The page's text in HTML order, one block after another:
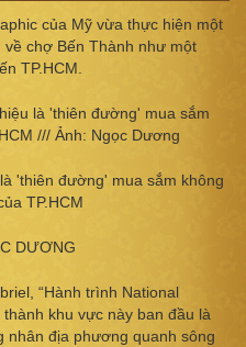
của Mỹ vừa thực hiện một
chợ Bến Thành như một
TP.HCM.
'thiên đường' mua sắm không
TP.HCM
DƯƠNG
“Hành trình National
khu vực này ban đầu là
địa phương quanh sông